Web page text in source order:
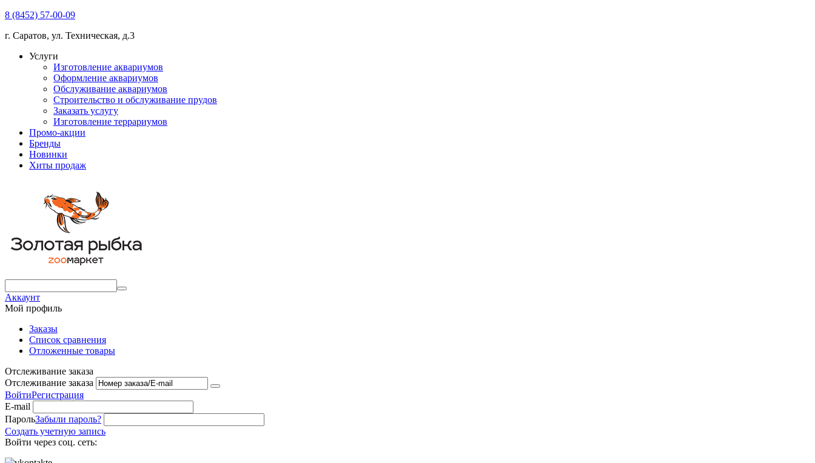
8 (8452) 57-00-09
г. Саратов, ул. Техническая, д.3
Услуги
Изготовление аквариумов
Оформление аквариумов
Обслуживание аквариумов
Строительство и обслуживание прудов
Заказать услугу
Изготовление террариумов
Промо-акции
Бренды
Новинки
Хиты продаж
Аккаунт
Мой профиль
Заказы
Список сравнения
Отложенные товары
Отслеживание заказа
Отслеживание заказа
ВойтиРегистрация
E-mail
ПарольЗабыли пароль?
Создать учетную запись
Войти через соц. сеть: